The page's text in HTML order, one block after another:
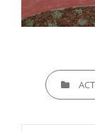
CATEGORIES